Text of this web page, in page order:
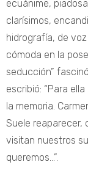
ecuánime,
clarísimos,
hidrografía, de
cómoda en la
seducción”
escribió: “Para
la memoria.
Suele reaparecer,
visitan nuestros
queremos…”.